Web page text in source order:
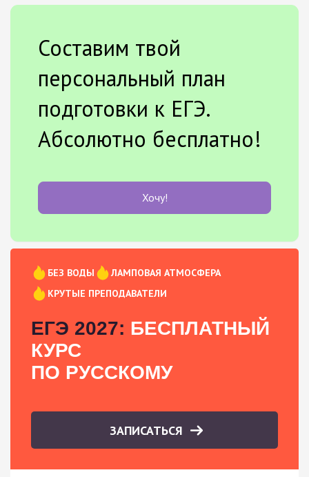
Составим твой
персональный план
подготовки к ЕГЭ.
Абсолютно бесплатно!
Хочу!
БЕЗ ВОДЫ
ЛАМПОВАЯ АТМОСФЕРА
КРУТЫЕ ПРЕПОДАВАТЕЛИ
ЕГЭ 2027: БЕСПЛАТНЫЙ
КУРС
ПО РУССКОМУ
ЗАПИСАТЬСЯ